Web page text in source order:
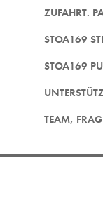
ZUFAHRT.
STOA169
STOA169
TEAM,